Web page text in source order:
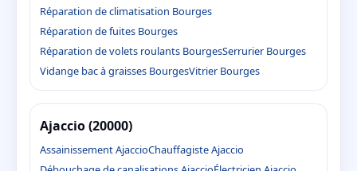
Réparation de climatisation Bourges
Réparation de fuites Bourges
Réparation de volets roulants BourgesSerrurier Bourges
Vidange bac à graisses BourgesVitrier Bourges
Ajaccio (20000)
Assainissement AjaccioChauffagiste Ajaccio